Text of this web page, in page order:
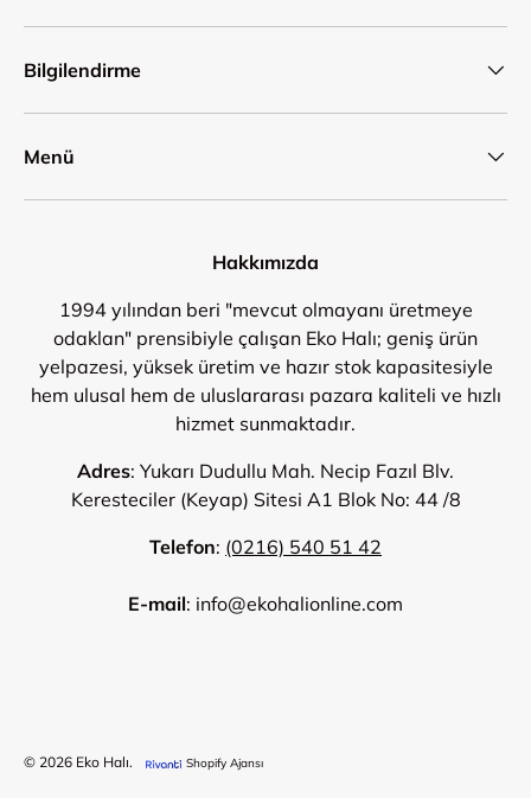
Bilgilendirme
Menü
Hakkımızda
1994 yılından beri "mevcut olmayanı üretmeye
odaklan" prensibiyle çalışan Eko Halı; geniş ürün
yelpazesi, yüksek üretim ve hazır stok kapasitesiyle
hem ulusal hem de uluslararası pazara kaliteli ve hızlı
hizmet sunmaktadır.
Adres: Yukarı Dudullu Mah. Necip Fazıl Blv.
Keresteciler (Keyap) Sitesi A1 Blok No: 44 /8
Telefon: (0216) 540 51 42
E-mail: info@ekohalionline.com
© 2026 Eko Halı. Shopify Ajansı